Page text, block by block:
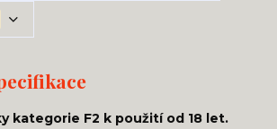
kategorie F2 k použití od 18 let.